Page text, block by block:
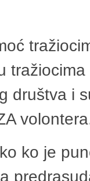
društva i
ko je